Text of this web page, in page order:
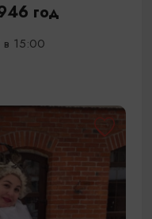
год
15:00